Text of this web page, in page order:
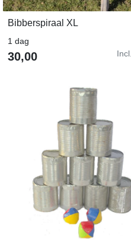
Bibberspiraal XL
1 dag
30,00